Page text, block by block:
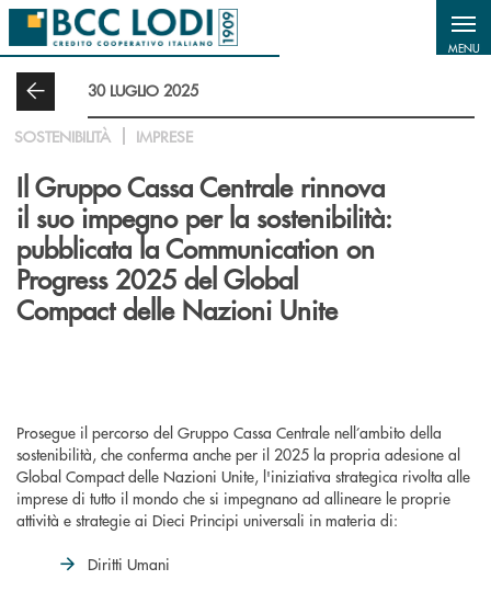
Salta al contenuto principale
MENU
30 LUGLIO 2025
SOSTENIBILITÀ IMPRESE
Il Gruppo Cassa Centrale rinnova
il suo impegno per la sostenibilità:
pubblicata la Communication on
Progress 2025 del Global
Compact delle Nazioni Unite
Prosegue il percorso del Gruppo Cassa Centrale nell’ambito della
sostenibilità, che conferma anche per il 2025 la propria adesione al
Global Compact delle Nazioni Unite, l'iniziativa strategica rivolta alle
imprese di tutto il mondo che si impegnano ad allineare le proprie
attività e strategie ai Dieci Principi universali in materia di:
Diritti Umani